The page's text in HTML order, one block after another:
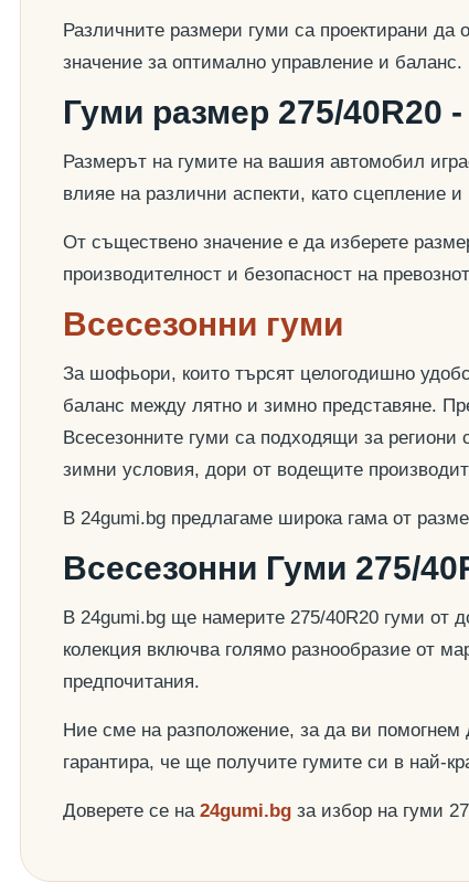
Различните размери гуми са проектирани
значение за оптимално управление и баланс.
Гуми размер 275/40R20
Размерът на гумите на вашия автомобил
влияе на различни аспекти, като сцепление
От съществено значение е да изберете
производителност и безопасност на
Всесезонни гуми
За шофьори, които търсят целогодишно
баланс между лятно и зимно представяне.
Всесезонните гуми са подходящи за региони
зимни условия, дори от водещите
В 24gumi.bg предлагаме широка гама от
Всесезонни Гуми 275/
В 24gumi.bg ще намерите 275/40R20 гуми от
колекция включва голямо разнообразие от
предпочитания.
Ние сме на разположение, за да ви
гарантира, че ще получите гумите си в най-
Доверете се на 24gumi.bg за избор на гуми